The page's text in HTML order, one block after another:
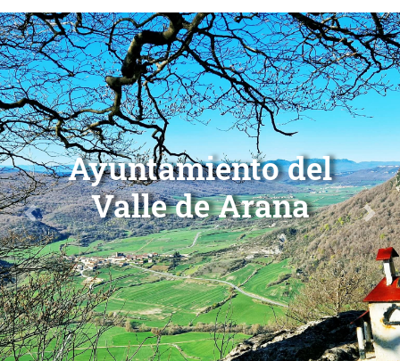
Ayuntamiento del Valle
Alda
Anterior